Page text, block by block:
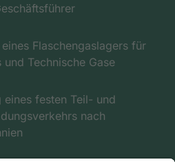
Flaschengaslagers für
und Technische Gase
eines festen Teil- und
nach